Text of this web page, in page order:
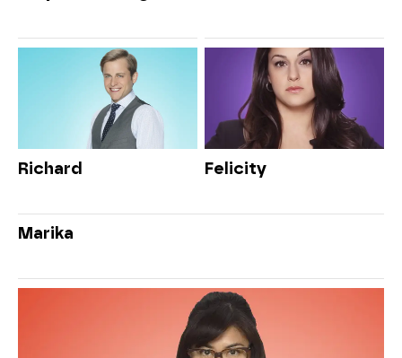
Richard Felicity
Marika